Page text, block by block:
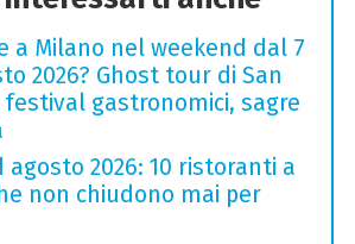
a Milano nel weekend dal 7
2026? Ghost tour di San
festival gastronomici, sagre
agosto 2026: 10 ristoranti a
non chiudono mai per